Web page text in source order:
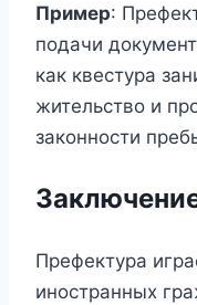
Пример:
подачи
как квестура
жительство и
законности
Префектура
иностранных